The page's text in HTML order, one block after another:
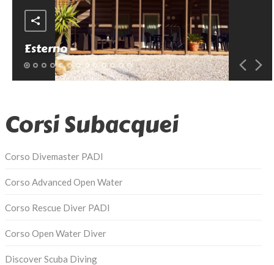
Listino prezzi
Contatti
Esterno
Corsi Subacquei
Corso Divemaster PADI
Corso Advanced Open Water
Corso Rescue Diver PADI
Corso Open Water Diver
Discover Scuba Diving